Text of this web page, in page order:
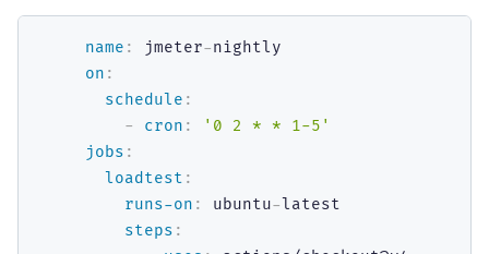
name : jmeter-
on :
schedule :
-
cron :
'0 2 * * 1-5'
jobs :
loadtest :
runs-on : ubuntu-latest
steps :